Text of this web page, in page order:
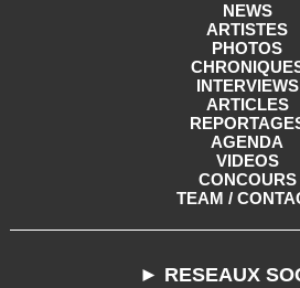
NEWS
ARTISTES
PHOTOS
INTERVIEWS
ARTICLES
AGENDA
VIDEOS
CONCOURS
TEAM /
► RESEAUX